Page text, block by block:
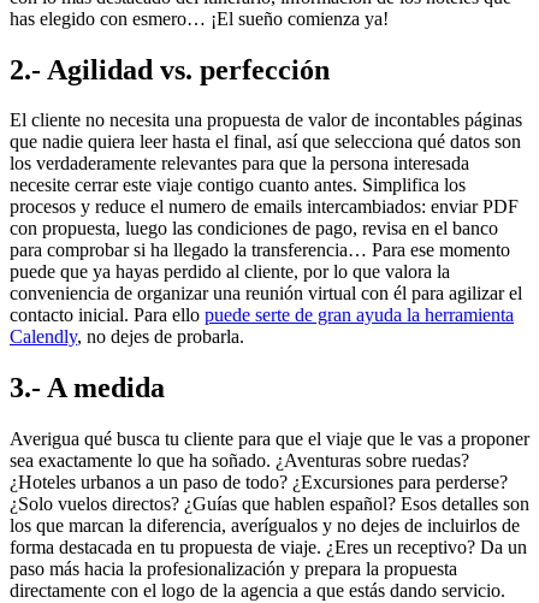
has elegido con esmero… ¡El sueño comienza ya!
2.- Agilidad vs. perfección
El cliente no necesita una propuesta de valor de incontables páginas
que nadie quiera leer hasta el final, así que selecciona qué datos son
los verdaderamente relevantes para que la persona interesada
necesite cerrar este viaje contigo cuanto antes. Simplifica los
procesos y reduce el numero de emails intercambiados: enviar PDF
con propuesta, luego las condiciones de pago, revisa en el banco
para comprobar si ha llegado la transferencia… Para ese momento
puede que ya hayas perdido al cliente, por lo que valora la
conveniencia de organizar una reunión virtual con él para agilizar el
contacto inicial. Para ello puede serte de gran ayuda la herramienta
Calendly, no dejes de probarla.
3.- A medida
Averigua qué busca tu cliente para que el viaje que le vas a proponer
sea exactamente lo que ha soñado. ¿Aventuras sobre ruedas?
¿Hoteles urbanos a un paso de todo? ¿Excursiones para perderse?
¿Solo vuelos directos? ¿Guías que hablen español? Esos detalles son
los que marcan la diferencia, averígualos y no dejes de incluirlos de
forma destacada en tu propuesta de viaje. ¿Eres un receptivo? Da un
paso más hacia la profesionalización y prepara la propuesta
directamente con el logo de la agencia a que estás dando servicio.